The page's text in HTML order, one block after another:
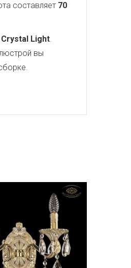
составляет 70
Light.
вы